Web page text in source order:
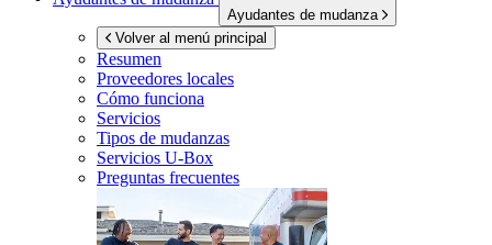
Ayudantes de mudanza
Volver al menú principal
Resumen
Proveedores locales
Cómo funciona
Servicios
Tipos de mudanzas
Servicios U-Box
Preguntas frecuentes